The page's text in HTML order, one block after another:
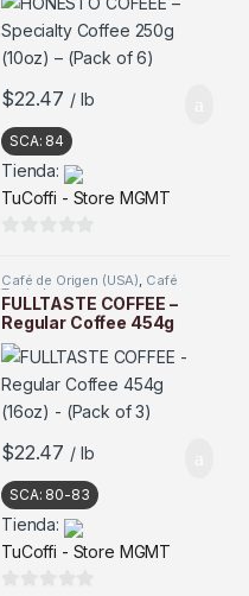
$22.47 / lb
SCA: 84
Tienda:
TuCoffi - Store MGMT
d
e
5
Café de Origen (USA), Café
Tostado
FULLTASTE COFFEE –
Regular Coffee 454g
(16oz) – (Pack of 3)
$22.47 / lb
SCA: 80-83
Tienda:
TuCoffi - Store MGMT